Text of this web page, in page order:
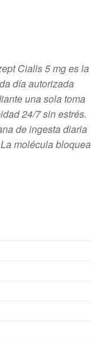
Cialis 5 mg es la
día autorizada
una sola toma
24/7 sin estrés.
de ingesta diaria
molécula bloquea